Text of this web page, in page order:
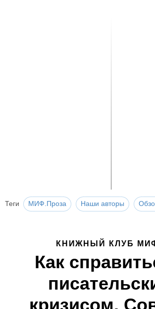
Теги МИФ.Проза Наши авторы
КНИЖНЫЙ КЛУБ
Как
кризисом.